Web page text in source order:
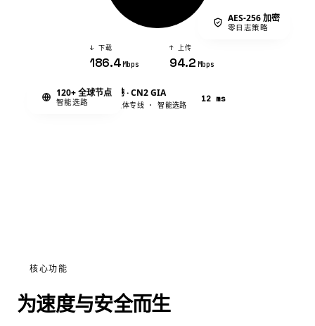
AES-256 加密
零日志策略
120+ 全球节点
智能选路
↓ 下载
186.4Mbps
↑ 上传
94.2 Mbps
HK 香港 · CN2 GIA
流媒体专线 · 智能选路
12 ms
核心功能
为速度与安全而生